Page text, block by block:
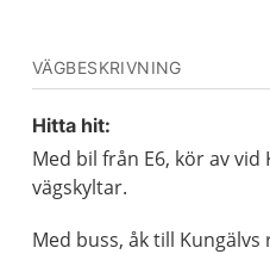
VÄGBESKRIVNING
Hitta hit:
Med bil från E6, kör av vid
vägskyltar.
Med buss, åk till